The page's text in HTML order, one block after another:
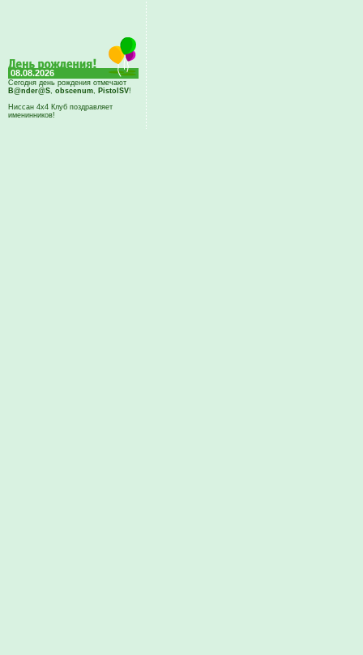
08.08.2026
Сегодня день рождения отмечают
B@nder@S, obscenum, PistolSV!
Ниссан 4х4 Клуб поздравляет
именинников!